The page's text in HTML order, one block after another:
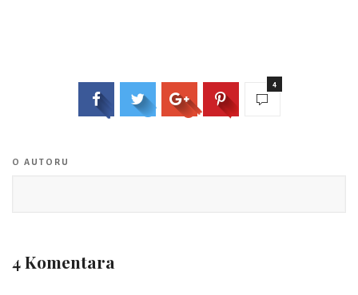
4
O AUTORU
4 Komentara